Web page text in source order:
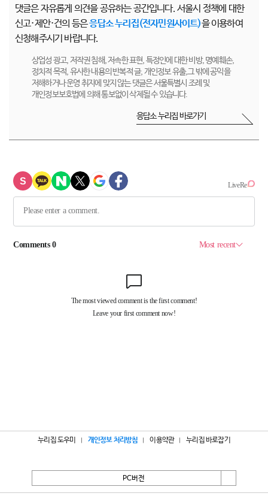
댓글은 자유롭게 의견을 공유하는 공간입니다. 서울시 정책에 대한
신고·제안·건의 등은응답소 누리집(전자민원사이트)을 이용하여
신청해주시기 바랍니다.
상업성 광고, 저작권 침해, 저속한 표현, 특정인에 대한 비방, 명예훼손,
정치적 목적, 유사한 내용의 반복적 글, 개인정보 유출,그 밖에 공익을
저해하거나 운영 취지에 맞지 않는 댓글은 서울특별시 조례 및
개인정보보호법에 의해 통보없이 삭제될 수 있습니다.
응답소 누리집 바로가기
누리집 도우미 개인정보 처리방침 이용약관 누리집 바로잡기
PC버전